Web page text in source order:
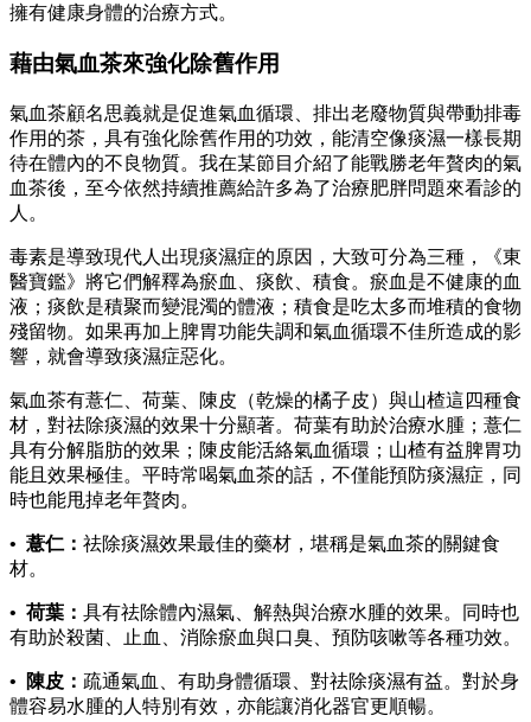
擁有健康身體的治療方式。
藉由氣血茶來強化除舊作用
氣血茶顧名思義就是促進氣血循環、排出老廢物質與帶動排毒
作用的茶，具有強化除舊作用的功效，能清空像痰濕一樣長期
待在體內的不良物質。我在某節目介紹了能戰勝老年贅肉的氣
血茶後，至今依然持續推薦給許多為了治療肥胖問題來看診的
人。
毒素是導致現代人出現痰濕症的原因，大致可分為三種，《東
醫寶鑑》將它們解釋為瘀血、痰飲、積食。瘀血是不健康的血
液；痰飲是積聚而變混濁的體液；積食是吃太多而堆積的食物
殘留物。如果再加上脾胃功能失調和氣血循環不佳所造成的影
響，就會導致痰濕症惡化。
氣血茶有薏仁、荷葉、陳皮（乾燥的橘子皮）與山楂這四種食
材，對祛除痰濕的效果十分顯著。荷葉有助於治療水腫；薏仁
具有分解脂肪的效果；陳皮能活絡氣血循環；山楂有益脾胃功
能且效果極佳。平時常喝氣血茶的話，不僅能預防痰濕症，同
時也能甩掉老年贅肉。
• 薏仁： 祛除痰濕效果最佳的藥材，堪稱是氣血茶的關鍵食
材。
• 荷葉： 具有祛除體內濕氣、解熱與治療水腫的效果。同時也
有助於殺菌、止血、消除瘀血與口臭、預防咳嗽等各種功效。
• 陳皮： 疏通氣血、有助身體循環、對祛除痰濕有益。對於身
體容易水腫的人特別有效，亦能讓消化器官更順暢。